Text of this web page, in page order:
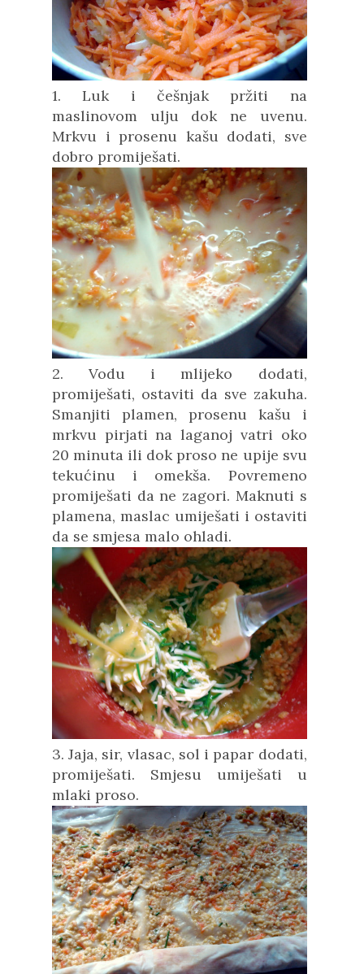
1. Luk i češnjak pržiti na
maslinovom ulju dok ne uvenu.
Mrkvu i prosenu kašu dodati, sve
dobro promiješati.
2. Vodu i mlijeko dodati,
promiješati, ostaviti da sve zakuha.
Smanjiti plamen, prosenu kašu i
mrkvu pirjati na laganoj vatri oko
20 minuta ili dok proso ne upije svu
tekućinu i omekša. Povremeno
promiješati da ne zagori. Maknuti s
plamena, maslac umiješati i ostaviti
da se smjesa malo ohladi.
3. Jaja, sir, vlasac, sol i papar dodati,
promiješati. Smjesu umiješati u
mlaki proso.